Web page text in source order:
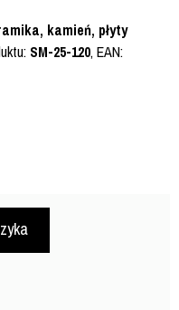
kamień, płyty
SM-25-120, EAN: